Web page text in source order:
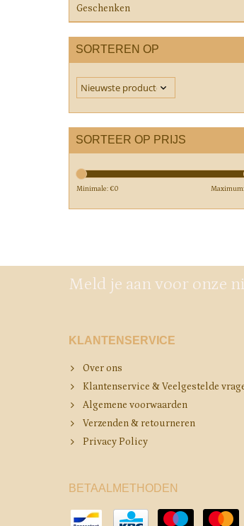
Geschenken
SORTEREN OP
SORTEER OP PRIJS
Minimale: €0
Meld je aan voor onze
KLANTENSERVICE
Over ons
Klantenservice & Veelgestelde
Algemene voorwaarden
Verzenden & retourneren
Privacy Policy
BETAALMETHODEN